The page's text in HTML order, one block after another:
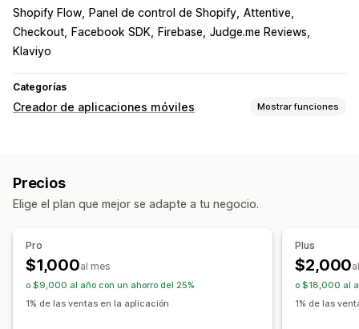
Shopify Flow Panel de control de Shopify Attentive
Checkout
Facebook SDK Firebase Judge.me Reviews
Klaviyo
Categorías
Creador de aplicaciones móviles Mostrar funciones
Iniciar sesión
Plantillas Editor de arrastrar y soltar Colecciones
Vista previa en tiempo real
Sincronización en tiempo real
Notificaciones automáticas
Carrito abandonado
Notificaciones automáticas
Precios
Elige el plan que mejor se adapte a tu negocio.
Pro
$1,000al mes
o $9,000 al año con un ahorro del 25%
1% de las ventas en la aplicación
Plus
$2,000
o $18,000 al
1% de las